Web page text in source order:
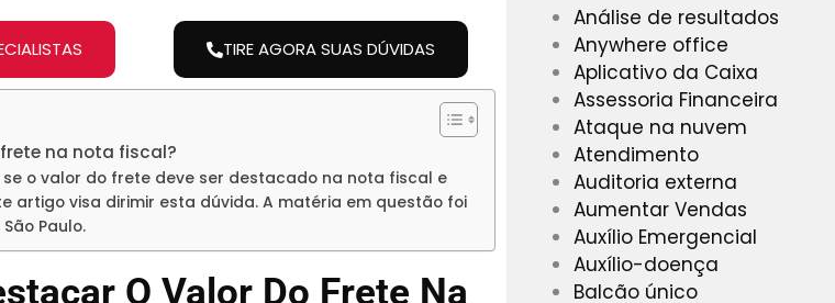
TIRE AGORA SUAS DÚVIDAS
na nota fiscal?
o valor do frete deve ser destacado na nota fiscal e
artigo visa dirimir esta dúvida. A matéria em questão foi
Paulo.
O Valor Do Frete Na
Análise de resultados
Anywhere office
Aplicativo da Caixa
Assessoria Financeira
Ataque na nuvem
Atendimento
Auditoria externa
Aumentar Vendas
Auxílio Emergencial
Auxílio-doença
Balcão único